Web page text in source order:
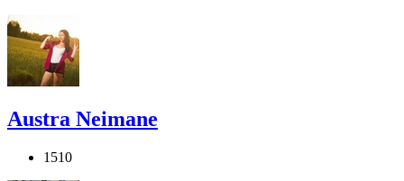
Austra Neimane
1510